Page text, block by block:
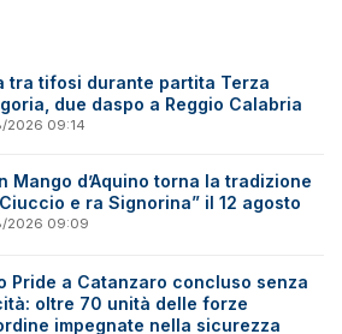
tra tifosi durante partita Terza
due daspo a Reggio Calabria
2026 09:14
Mango d’Aquino torna la tradizione
e ra Signorina” il 12 agosto
2026 09:09
Pride a Catanzaro concluso senza
oltre 70 unità delle forze
impegnate nella sicurezza